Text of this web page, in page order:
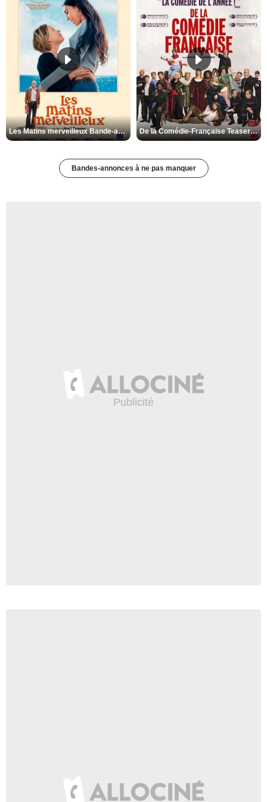
Les Matins merveilleux Bande-annonce VF De la Comédie-Française Teaser VF
Bandes-annonces à ne pas manquer